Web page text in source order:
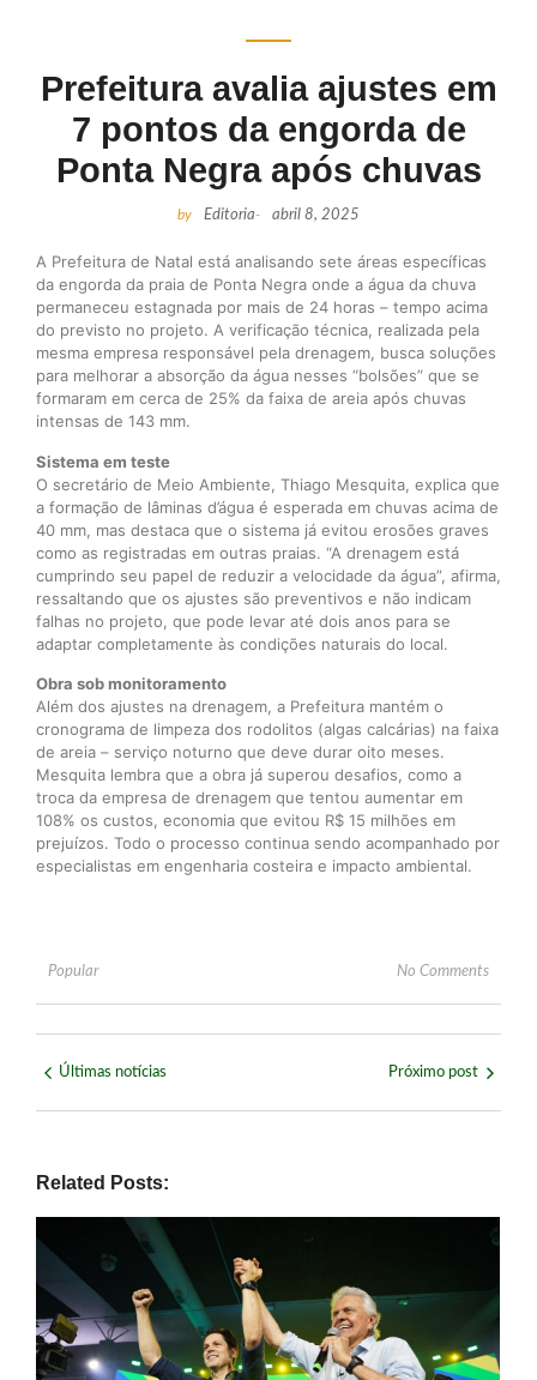
Prefeitura avalia ajustes em
7 pontos da engorda de
Ponta Negra após chuvas
by Editoria- abril 8, 2025
A Prefeitura de Natal está analisando sete áreas específicas
da engorda da praia de Ponta Negra onde a água da chuva
permaneceu estagnada por mais de 24 horas – tempo acima
do previsto no projeto. A verificação técnica, realizada pela
mesma empresa responsável pela drenagem, busca soluções
para melhorar a absorção da água nesses “bolsões” que se
formaram em cerca de 25% da faixa de areia após chuvas
intensas de 143 mm.
Sistema em teste
O secretário de Meio Ambiente, Thiago Mesquita, explica que
a formação de lâminas d’água é esperada em chuvas acima de
40 mm, mas destaca que o sistema já evitou erosões graves
como as registradas em outras praias. “A drenagem está
cumprindo seu papel de reduzir a velocidade da água”, afirma,
ressaltando que os ajustes são preventivos e não indicam
falhas no projeto, que pode levar até dois anos para se
adaptar completamente às condições naturais do local.
Obra sob monitoramento
Além dos ajustes na drenagem, a Prefeitura mantém o
cronograma de limpeza dos rodolitos (algas calcárias) na faixa
de areia – serviço noturno que deve durar oito meses.
Mesquita lembra que a obra já superou desafios, como a
troca da empresa de drenagem que tentou aumentar em
108% os custos, economia que evitou R$ 15 milhões em
prejuízos. Todo o processo continua sendo acompanhado por
especialistas em engenharia costeira e impacto ambiental.
Popular No Comments
Últimas notícias Próximo post
Related Posts: